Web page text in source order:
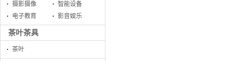
摄影摄像
智能设备
电子教育
影音娱乐
茶叶茶具
茶叶